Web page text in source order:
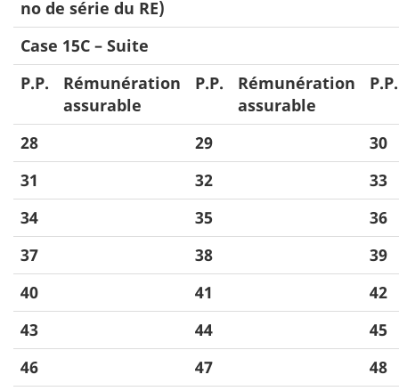
no de série du RE)
Case 15C – Suite
P.P.
Rémunération
assurable
P.P.
Rémunération
assurable
P.P.
28 29
30
31
32
33
34
35
36
37
38
39
40
41
42
43
44
45
46
47
48